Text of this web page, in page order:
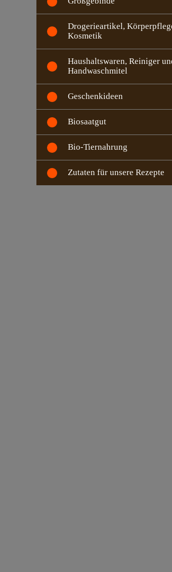
Drogerieartikel,
Kosmetik
Haushaltswaren, Reiniger
Handwaschmitel
Geschenkideen
Biosaatgut
Bio-Tiernahrung
Zutaten für unsere Rezepte